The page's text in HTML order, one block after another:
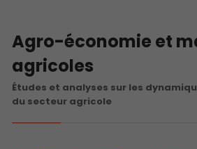
Agro-économie et
agricoles
Études et analyses sur les
du secteur agricole